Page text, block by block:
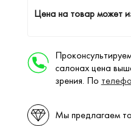
Цена на товар может
салонах цена
зрения. По
Мы предлагаем